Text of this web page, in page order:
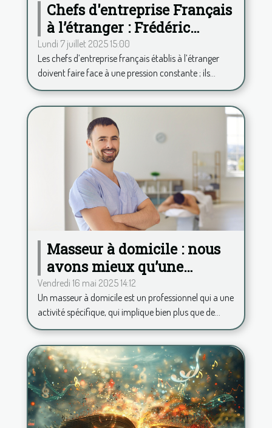
Chefs d'entreprise Français
à l’étranger : Frédéric
Duplessy propose une
analyse psy à distance
Lundi 7 juillet 2025 15:00
Les chefs d’entreprise français établis à l’étranger
doivent faire face à une pression constante ; ils...
Masseur à domicile : nous
avons mieux qu’une
application pour calculer
vos frais kilométriques !
Vendredi 16 mai 2025 14:12
Un masseur à domicile est un professionnel qui a une
activité spécifique, qui implique bien plus que de...